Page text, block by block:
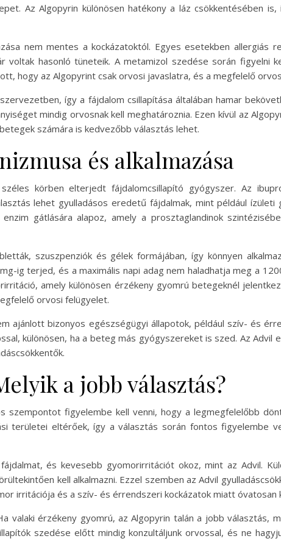
Az Algopyrin különösen hatékony a láz csökkentésében is,
nem mentes a kockázatoktól. Egyes esetekben allergiás
voltak hasonló tüneteik. A metamizol szedése során figyelni
hogy az Algopyrint csak orvosi javaslatra, és a megfelelő
így a fájdalom csillapítása általában hamar
mindig orvosnak kell meghatároznia. Ezen kívül az
számára is kedvezőbb választás lehet.
és alkalmazása
körben elterjedt fájdalomcsillapító gyógyszer. Az
lehet gyulladásos eredetű fájdalmak, mint például
enzim gátlására alapoz, amely a prosztaglandinok
szuszpenziók és gélek formájában, így könnyen
ig terjed, és a maximális napi adag nem haladhatja meg a
amely különösen érzékeny gyomrú betegeknél
orvosi felügyelet.
ajánlott bizonyos egészségügyi állapotok, például szív- és
különösen, ha a beteg más gyógyszereket is szed. Az Advil
a jobb választás?
szempontot figyelembe kell venni, hogy a legmegfelelőbb
területei eltérőek, így a választás során fontos figyelembe
és kevesebb gyomorirritációt okoz, mint az Advil.
kell alkalmazni. Ezzel szemben az Advil
irritációja és a szív- és érrendszeri kockázatok miatt óvatosan
valaki érzékeny gyomrú, az Algopyrin talán a jobb választás,
szedése előtt mindig konzultáljunk orvossal, és ne